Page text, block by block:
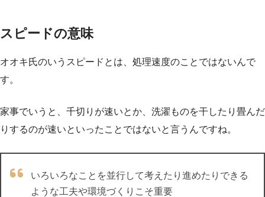
スピードの意味
オオキ氏のいうスピードとは、処理速度のことではないんで
す。
家事でいうと、千切りが速いとか、洗濯ものを干したり畳んだ
りするのが速いといったことではないと言うんですね。
いろいろなことを並行して考えたり進めたりできる
ような工夫や環境づくりこそ重要